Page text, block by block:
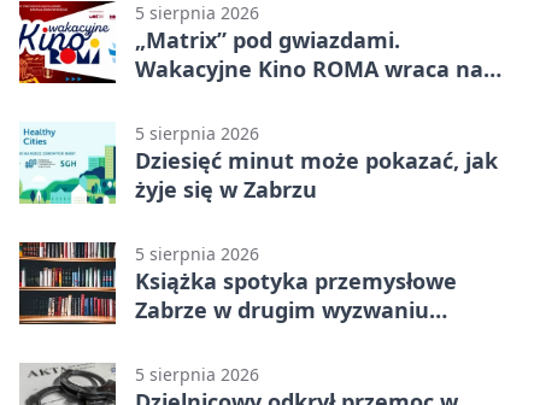
5 sierpnia 2026
„Matrix” pod gwiazdami.
Wakacyjne Kino ROMA wraca na
5 sierpnia 2026
Dziesięć minut może pokazać, jak
żyje się w Zabrzu
5 sierpnia 2026
Książka spotyka przemysłowe
Zabrze w drugim wyzwaniu
5 sierpnia 2026